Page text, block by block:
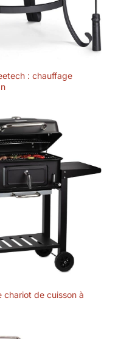
: chauffage
chariot de cuisson à